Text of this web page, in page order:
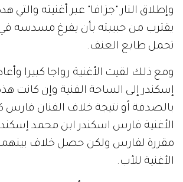
وإطلاق النار "جزافا" عبر أغنيته والتي
يقترب من حبيبته بأن يفرغ مسدسه
تحمل طابع العنف.
ومع ذلك لقيت الأغنية رواجا كبيرا
إسكندر إلى الساحة الفنية وإن كانت
بالصدفة أو نتيجة خلاف الفنان فارس
الأغنية فارس اسكندر ابن محمد
مقررة لفارس ولكن حصل خلاف بينهما
الأغنية للأب.